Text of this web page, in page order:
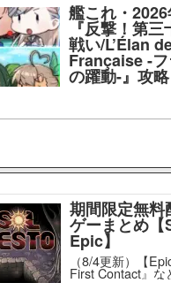
艦これ・
『反撃！第
戦い/L’Élan
Française -
の躍動-』攻
期間限定無料
ゲーまとめ【
Epic】
（8/4更新）【
First Contact』な